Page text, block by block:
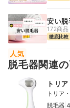
安い脱
172商品
徹底比較
人気
脱毛器関連
トリ
トリア
脱毛器